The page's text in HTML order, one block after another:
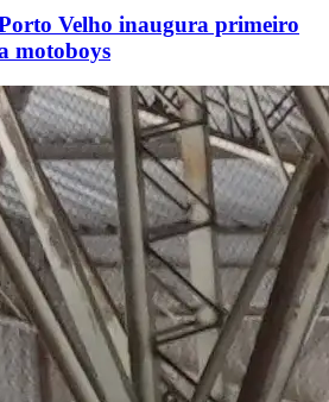
Velho inaugura primeiro
motoboys